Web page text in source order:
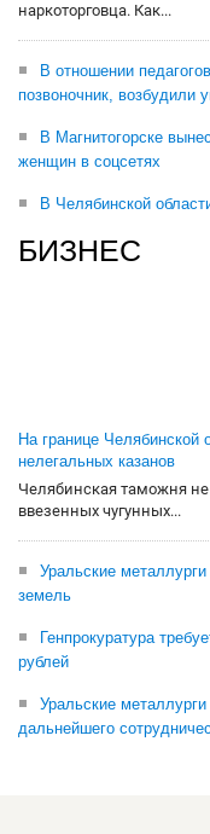
наркоторговца. Как...
В отношении
позвоночник, возбудили
В Магнитогорске
женщин в соцсетях
В Челябинской
БИЗНЕС
На границе Челябинской
нелегальных казанов
Челябинская таможня
ввезенных чугунных...
Уральские
земель
Генпрокуратура
рублей
Уральские
дальнейшего